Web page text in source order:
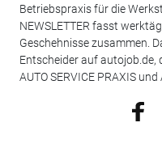
Betriebspraxis für die
NEWSLETTER fasst
Geschehnisse zusammen.
Entscheider auf autojob.de,
AUTO SERVICE PRAXIS